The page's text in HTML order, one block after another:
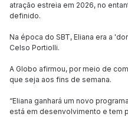
atração estreia em 2026, no
definido.
Na época do SBT, Eliana era a
Celso Portiolli.
A Globo afirmou, por meio de
que seja aos fins de semana.
“Eliana ganhará um novo
está em desenvolvimento e tem